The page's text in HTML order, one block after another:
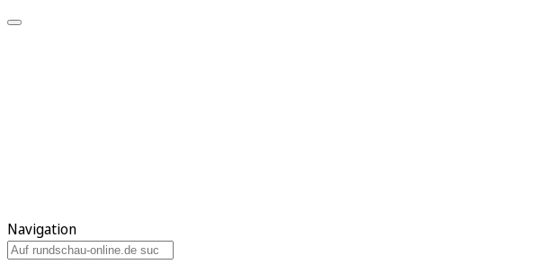
Navigation